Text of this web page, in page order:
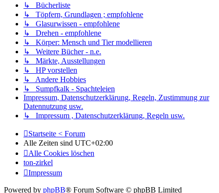
↳ Bücherliste
↳ Töpfern, Grundlagen ; empfohlene
↳ Glasurwissen - empfohlene
↳ Drehen - empfohlene
↳ Körper: Mensch und Tier modellieren
↳ Weitere Bücher - n.e.
↳ Märkte, Ausstellungen
↳ HP vorstellen
↳ Andere Hobbies
↳ Sumpfkalk - Spachteleien
Impressum, Datenschutzerklärung, Regeln, Zustimmung zur
Datennutzung usw.
↳ Impressum , Datenschutzerklärung, Regeln usw.
Startseite < Forum
Alle Zeiten sind UTC+02:00
Alle Cookies löschen
ton-zirkel
Impressum
Powered by phpBB® Forum Software © phpBB Limited